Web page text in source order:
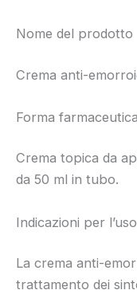
Nome del prodotto
Crema anti-
Forma
Crema topica da
da 50 ml in tubo.
Indicazioni per l’uso
La crema anti-
trattamento dei